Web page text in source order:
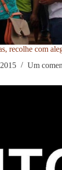
recolhe com
Um